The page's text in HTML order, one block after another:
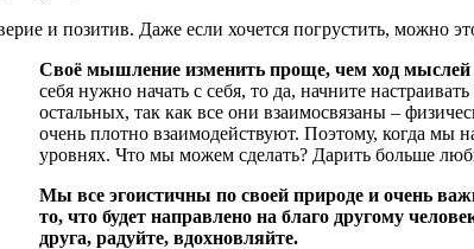
и позитив. Даже если хочется погрустить, можно
Своё мышление изменить проще, чем ход мыслей
себя нужно начать с себя, то да, начните
остальных, так как все они взаимосвязаны –
очень плотно взаимодействуют. Поэтому, когда мы
уровнях. Что мы можем сделать? Дарить больше
Мы все эгоистичны по своей природе и очень
то, что будет направлено на благо другому
друга, радуйте, вдохновляйте.